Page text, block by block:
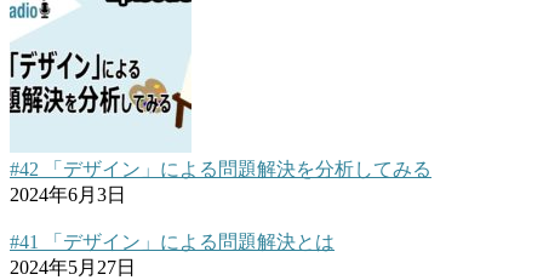
#42 「デザイン」による問題解決を分析してみる
2024年6月3日
#41 「デザイン」による問題解決とは
2024年5月27日